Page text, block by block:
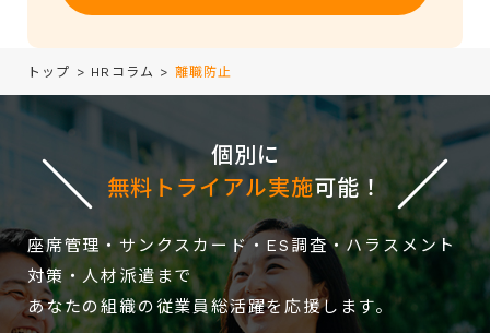
トップ > HRコラム > 離職防止
個別に
無料トライアル実施可能！
座席管理・サンクスカード・ES調査・ハラスメント
対策・人材派遣まで
あなたの組織の従業員総活躍を応援します。